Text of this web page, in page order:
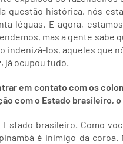
questão histórica, nós
léguas. E agora,
mas a gente sabe
indenizá-los, aqueles que
já ocupou tudo.
em contato com os
com o Estado brasileiro,
brasileiro. Como
é inimigo da